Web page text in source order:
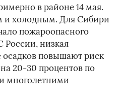
в районе 14 мая.
и холодным. Для Сибири
пожароопасного
низкая
осадков повышают риск
20-30 процентов по
многолетними